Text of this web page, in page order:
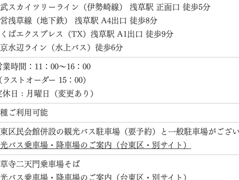
スカイツリーライン（伊勢崎線） 浅草駅 正面口 徒歩5分
浅草線（地下鉄） 浅草駅 A4出口 徒歩8分
ばエクスプレス（TX）浅草駅 A1出口 徒歩9分
水辺ライン（水上バス）徒歩6分
業時間：11：00～16：00
ラストオーダー 15：00）
休日 : 月曜日（変更あり）
ご利用可能
区民会館併設の観光バス駐車場（要予約）と一般駐車場がござ
バス乗車場・降車場のご案内（台東区・別サイト）
寺二天門乗車場そば
バス乗車場・降車場のご案内（台東区・別サイト）